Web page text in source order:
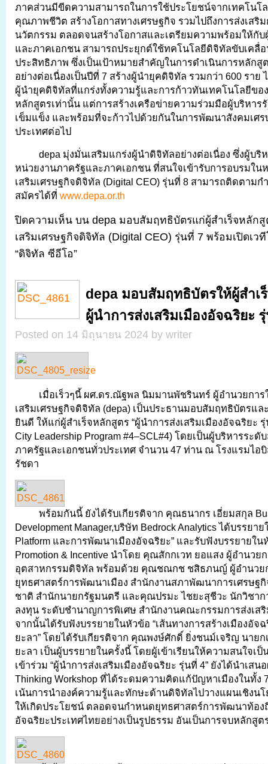
ภาคส่วนมีขีดความสามารถในการใช้ประโยชน์จากเทคโนโ
คุณภาพชีวิต สร้างโอกาสทางเศรษฐกิจ รวมไปถึงการส่งเสริ
นวัตกรรม ตลอดจนสร้างโอกาสและเตรียมความพร้อมให้กับ
และภาคเอกชน สามารถประยุกต์ใช้ทคโนโลยีดิจิทัลขับเคลื่
ประสิทธิภาพ ซึ่งเป็นเป้าหมายสำคัญในการดำเนินการหลักสู
อย่างต่อเนื่องเป็นปีที่ 7 สร้างผู้นำยุคดิจิทัล รวมกว่า 600 ราย
ผู้นำยุคดิจิทัลที่แกร่งทั้งความรู้และการก้าวทันเทคโนโลยีขอ
หลักสูตรเท่านั้น แต่การสร้างเครือข่ายความร่วมมือผู้บริหาร
เข็มแข็ง และพร้อมที่จะก้าวไปด้วยกันในการพัฒนาสังคมเศ
ประเทศต่อไป
depa มุ่งมั่นเสริมแกร่งผู้นำดิจิทัลอย่างต่อเนื่อง ซึ่งผู้บริ
หน่วยงานภาครัฐและภาคเอกชน ที่สนใจเข้ารับการอบรมใน
เสริมเศรษฐกิจดิจิทัล (Digital CEO) รุ่นที่ 8 สามารถติดตามก
สมัครได้ที่ www.depa.or.th
ปิดความเห็น บน depa มอบสัมฤทธิบัตรแก่ผู้สำเร็จหลักสู
เสริมเศรษฐกิจดิจิทัล (Digital CEO) รุ่นที่ 7 พร้อมเปิดเว
“ดิจิทัล ซีอีโอ”
depa มอบสัมฤทธิบัตรให้ผู้สำเ
ผู้นำการส่งเสริมเมืองอัจฉริยะ
Posted on 14 มิถุนายน 2024 by writer
เมื่อเร็วๆนี้ ผศ.ดร.ณัฐพล นิมมานพัชรินทร์ ผู้อำนวยกา
เสริมเศรษฐกิจดิจิทัล (depa) เป็นประธานมอบสัมฤทธิบัตรแ
ยินดี ให้แก่ผู้สำเร็จหลักสูตร “ผู้นำการส่งเสริมเมืองอัจฉริยะ รุ่
City Leadership Program #4–SCL#4) โดยเป็นผู้บริหารระดั
ภาครัฐและเอกชนทั่วประเทศ จำนวน 47 ท่าน ณ โรงแรมไอ
รัชดา
พร้อมกันนี้ ยังได้รับเกียรติจาก คุณธนากร เอี่ยมสกุล
Development Manager,บริษัท Bedrock Analytics ได้บรรยาย
Platform และการพัฒนาเมืองอัจฉริยะ” และรับฟังบรรยายใน
Promotion & Incentive นำโดย คุณสักกเวท ยอแสง ผู้อำนวย
อุตสาหกรรมดิจิทัล พร้อมด้วย คุณชณกช ชสิธภนญ์ ผู้อำนวย
ยุทธศาสตร์การพัฒนาเมือง สำนักงานสภาพัฒนาการเศรษฐ
ชาติ สำนักนายกรัฐมนตรี และคุณปรมะ ไชยะสุชีวะ นักวิชาก
ลงทุน ระดับชำนาญการพิเศษ สำนักงานคณะกรรมการส่งเสริ
จากนั้นได้รับฟังบรรยายในหัวข้อ “เส้นทางการสร้างเมืองอัจ
ยะลา” โดยได้รับเกียรติจาก คุณพงษ์ศักดิ์ ยิ่งชนม์เจริญ นาย
ยะลา เป็นผู้บรรยายในครั้งนี้ โดยผู้เข้าเรียนให้ความสนใจเ
เข้าร่วม “ผู้นำการส่งเสริมเมืองอัจฉริยะ รุ่นที่ 4” ยังได้นำเสน
Thinking Workshop ที่ได้ระดมความคิดแก้ปัญหาเมืองในทั้ง
เน้นการนำองค์ความรู้และทักษะด้านดิจิทัลไปวางแผนเชิงน
ให้เกิดประโยชน์ ตลอดจนกำหนดยุทธศาสตร์การพัฒนาท้อง
อัจฉริยะประเทศไทยอย่างเป็นรูปธรรม อันเป็นการจบหลักสูต